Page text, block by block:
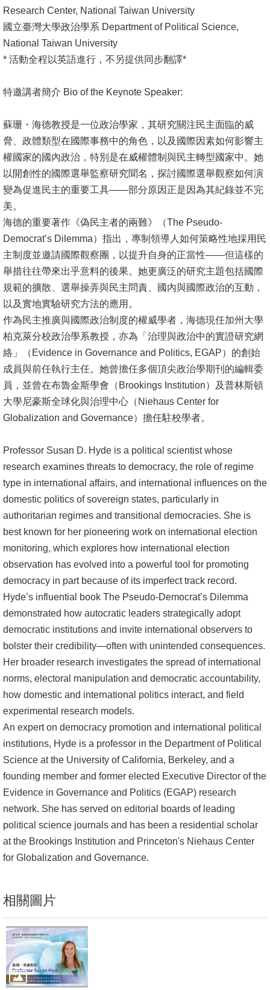
facebook
Research Center, National Taiwan University
國立臺灣大學政治學系 Department of Political Science,
National Taiwan University
* 活動全程以英語進行，不另提供同步翻譯*
特邀講者簡介 Bio of the Keynote Speaker:
蘇珊・海德教授是一位政治學家，其研究關注民主面臨的威
脅、政體類型在國際事務中的角色，以及國際因素如何影響主
權國家的國內政治，特別是在威權體制與民主轉型國家中。她
以開創性的國際選舉監察研究聞名，探討國際選舉觀察如何演
變為促進民主的重要工具——部分原因正是因為其紀錄並不完
美。
海德的重要著作《偽民主者的兩難》（The Pseudo-
Democrat’s Dilemma）指出，專制領導人如何策略性地採用民
主制度並邀請國際觀察團，以提升自身的正當性——但這樣的
舉措往往帶來出乎意料的後果。她更廣泛的研究主題包括國際
規範的擴散、選舉操弄與民主問責、國內與國際政治的互動，
以及實地實驗研究方法的應用。
作為民主推廣與國際政治制度的權威學者，海德現任加州大學
柏克萊分校政治學系教授，亦為「治理與政治中的實證研究網
絡」（Evidence in Governance and Politics, EGAP）的創始
成員與前任執行主任。她曾擔任多個頂尖政治學期刊的編輯委
員，並曾在布魯金斯學會（Brookings Institution）及普林斯頓
大學尼豪斯全球化與治理中心（Niehaus Center for
Globalization and Governance）擔任駐校學者。
Professor Susan D. Hyde is a political scientist whose
research examines threats to democracy, the role of regime
type in international affairs, and international influences on the
domestic politics of sovereign states, particularly in
authoritarian regimes and transitional democracies. She is
best known for her pioneering work on international election
monitoring, which explores how international election
observation has evolved into a powerful tool for promoting
democracy in part because of its imperfect track record.
Hyde’s influential book The Pseudo-Democrat’s Dilemma
demonstrated how autocratic leaders strategically adopt
democratic institutions and invite international observers to
bolster their credibility—often with unintended consequences.
Her broader research investigates the spread of international
norms, electoral manipulation and democratic accountability,
how domestic and international politics interact, and field
experimental research models.
An expert on democracy promotion and international political
institutions, Hyde is a professor in the Department of Political
Science at the University of California, Berkeley, and a
founding member and former elected Executive Director of the
Evidence in Governance and Politics (EGAP) research
network. She has served on editorial boards of leading
political science journals and has been a residential scholar
at the Brookings Institution and Princeton's Niehaus Center
for Globalization and Governance.
相關圖片